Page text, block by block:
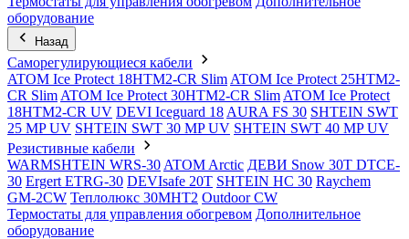
оборудование
Назад
Саморегулирующиеся кабели
ATOM Ice Protect 18HTM2-CR Slim ATOM Ice Protect 25HTM2-
CR Slim ATOM Ice Protect 30HTM2-CR Slim ATOM Ice Protect
18HTM2-CR UV DEVI Iceguard 18 AURA FS 30 SHTEIN SWT
25 MP UV SHTEIN SWT 30 MP UV SHTEIN SWT 40 MP UV
Резистивные кабели
WARMSHTEIN WRS-30 ATOM Arctic ДЕВИ Snow 30T DTCE-
30 Ergert ETRG-30 DEVIsafe 20T SHTEIN HC 30 Raychem
GM-2CW Теплолюкс 30МНТ2 Outdoor CW
Термостаты для управления обогревом Дополнительное
оборудование